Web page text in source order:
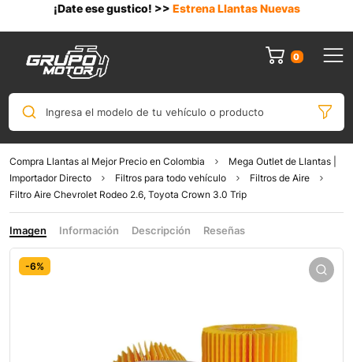
¡Date ese gustico! >> Estrena Llantas Nuevas
0
Ingresa el modelo de tu vehículo o producto
Compra Llantas al Mejor Precio en Colombia
Mega Outlet de Llantas |
Importador Directo
Filtros para todo vehículo
Filtros de Aire
Filtro Aire Chevrolet Rodeo 2.6, Toyota Crown 3.0 Trip
Imagen Información Descripción Reseñas
-6%